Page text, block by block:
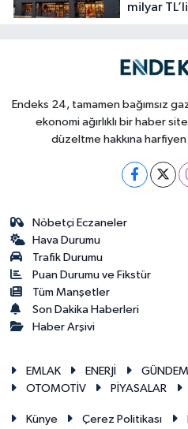
milyar
Endeks 24, tamamen bağımsız
ekonomi ağırlıklı bir haber
düzeltme hakkına
Nöbetçi Eczaneler
Hava Durumu
Trafik Durumu
Puan Durumu ve Fikstür
Tüm Manşetler
Son Dakika Haberleri
Haber Arşivi
EMLAK ENERJİ GÜNDEM
OTOMOTİV
PİYASALAR
Künye Çerez Politikası